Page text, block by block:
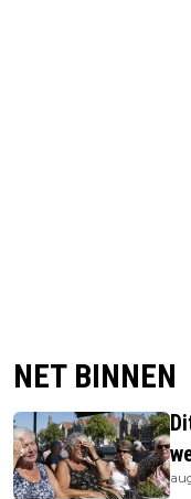
NET BINNEN